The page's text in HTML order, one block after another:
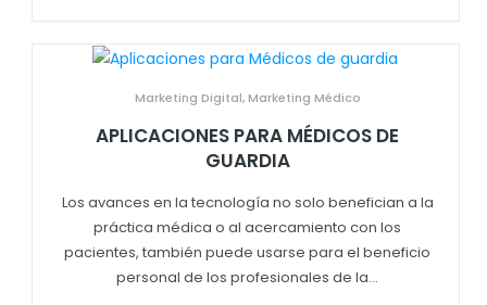
Marketing Digital, Marketing Médico
APLICACIONES PARA MÉDICOS DE
GUARDIA
Los avances en la tecnología no solo benefician a la
práctica médica o al acercamiento con los
pacientes, también puede usarse para el beneficio
personal de los profesionales de la...